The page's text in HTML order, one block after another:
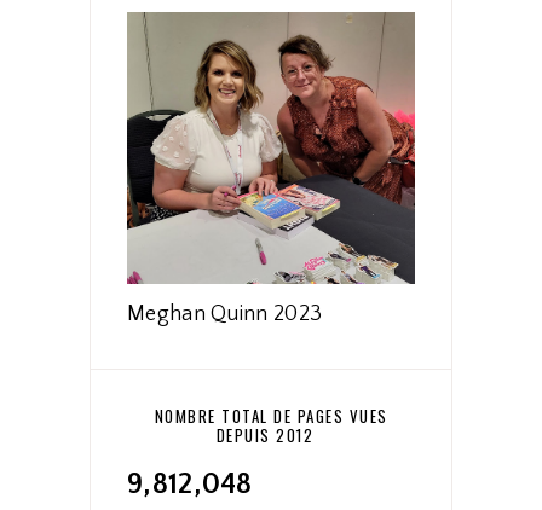
Meghan Quinn 2023
NOMBRE TOTAL DE PAGES VUES
DEPUIS 2012
9,812,048